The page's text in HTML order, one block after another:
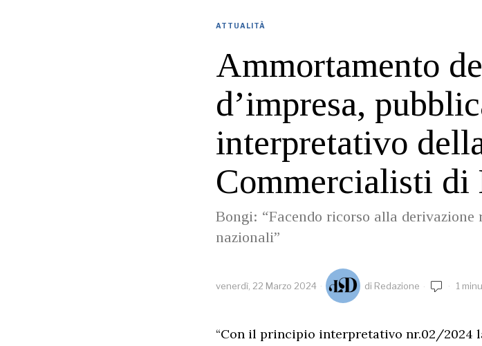
ATTUALITÀ
Ammortamento
d’impresa,
interpretativo
Commercialisti di
Bongi: “Facendo ricorso alla
nazionali”
venerdì, 22 Marzo 2024 di Redazione 1
“Con il principio interpretativo nr.02/2024